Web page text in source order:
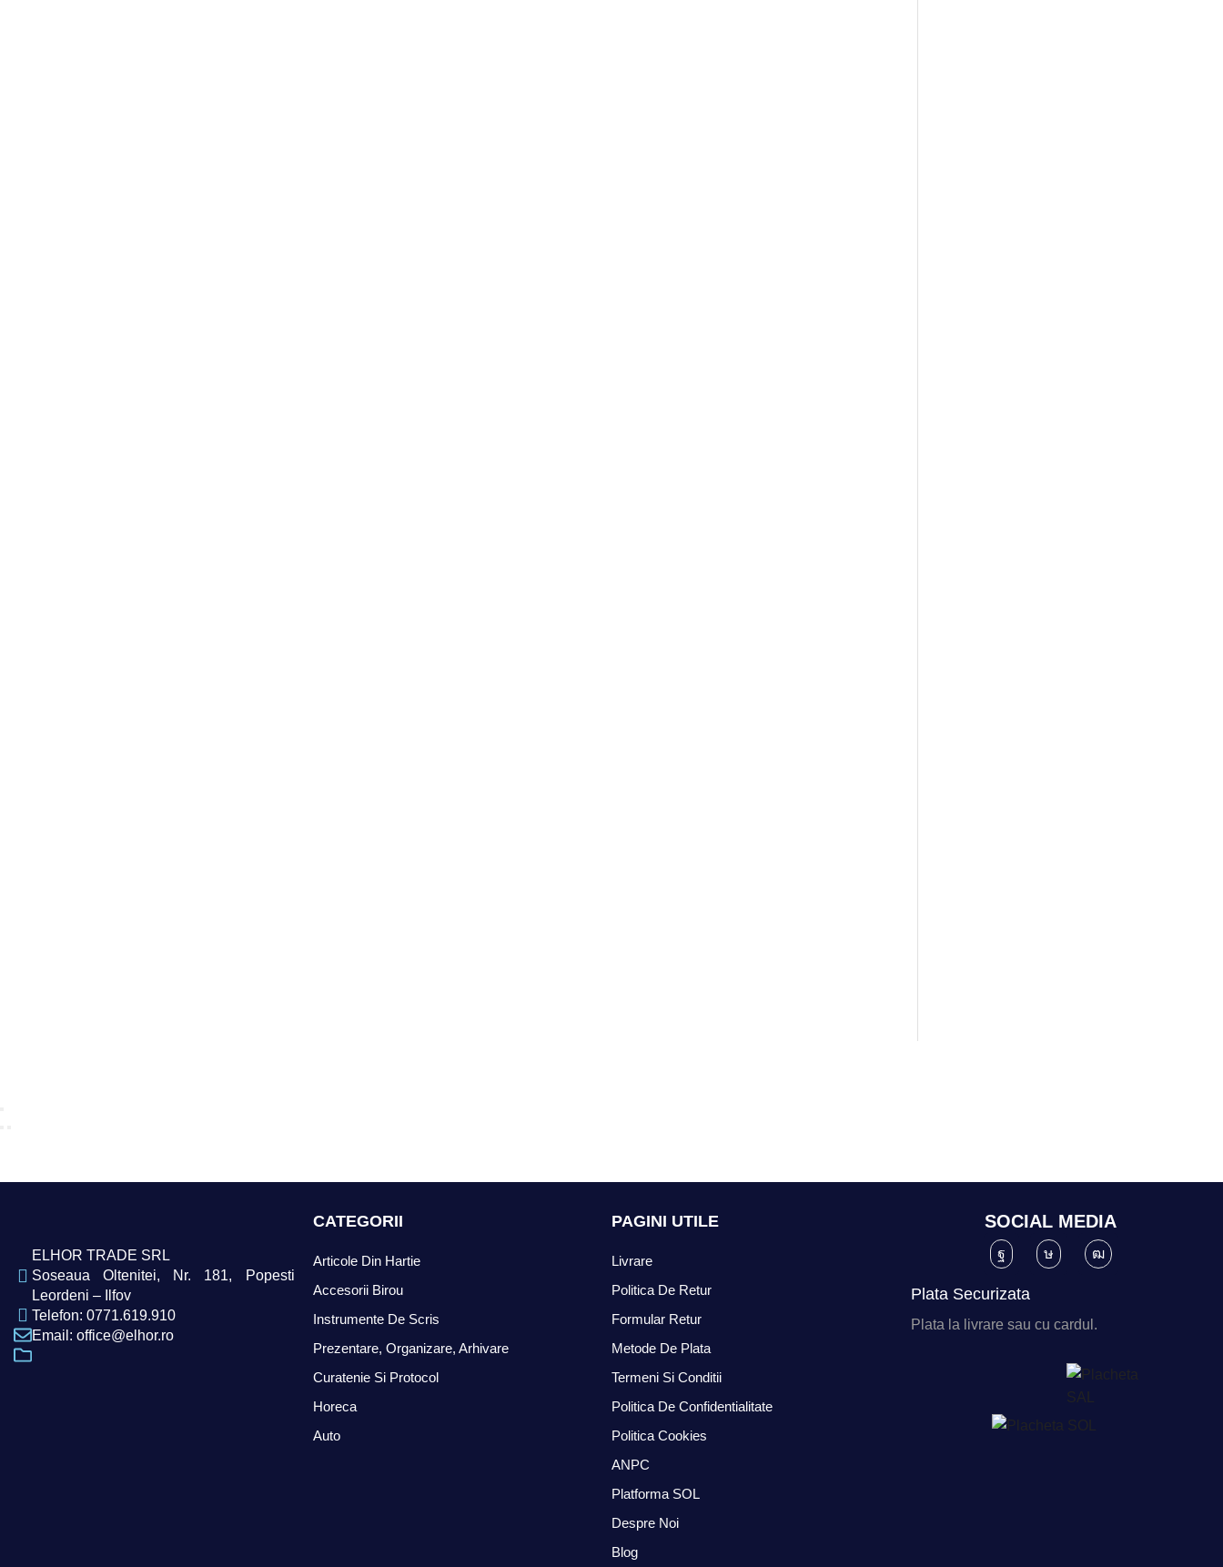
ELHOR TRADE SRL
Soseaua Oltenitei, Nr. 181, Popesti
Leordeni – Ilfov
Telefon: 0771.619.910
Email: office@elhor.ro
CATEGORII
Articole Din Hartie
Accesorii Birou
Instrumente De Scris
Prezentare, Organizare, Arhivare
Curatenie Si Protocol
Horeca
Auto
PAGINI UTILE
Livrare
Politica De Retur
Formular Retur
Metode De Plata
Termeni Si Conditii
Politica De Confidentialitate
Politica Cookies
ANPC
Platforma SOL
Despre Noi
Blog
SOCIAL MEDIA
Plata Securizata
Plata la livrare sau cu cardul.